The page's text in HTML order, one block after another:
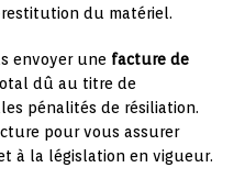
du matériel.
envoyer une facture de
dû au titre de
pénalités de résiliation.
pour vous assurer
à la législation en vigueur.